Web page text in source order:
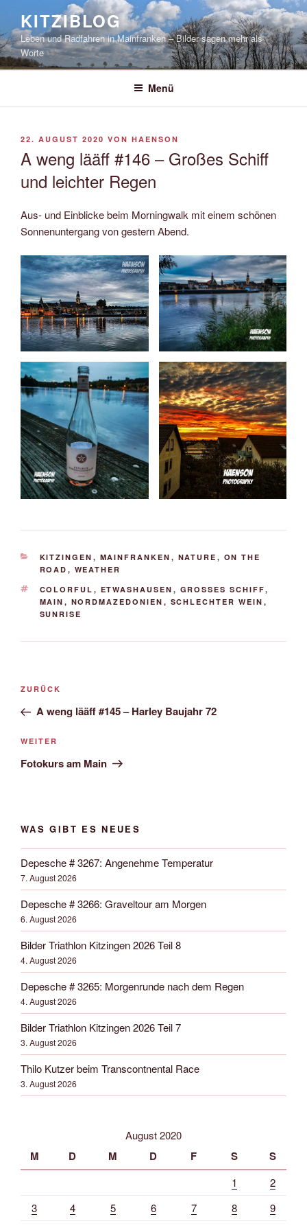
springen
KITZIBLOG
Leben und Radfahren in Mainfranken – Bilder sagen mehr als
Worte
Menü
VERÖFFENTLICHT
22. AUGUST 2020 VON HAENSON
A weng lääff #146 – Großes Schiff
und leichter Regen
Aus- und Einblicke beim Morningwalk mit einem schönen
Sonnenuntergang von gestern Abend.
KATEGORIEN
KITZINGEN , MAINFRANKEN , NATURE , ON THE
ROAD , WEATHER
SCHLAGWÖRTER
COLORFUL , ETWASHAUSEN , GROSSES SCHIFF ,
MAIN , NORDMAZEDONIEN , SCHLECHTER WEIN ,
SUNRISE
Beitrags-
Vorheriger
Beitrag
ZURÜCK
A weng lääff #145 – Harley Baujahr 72
Nächster
Beitrag
WEITER
Fotokurs am Main
WAS GIBT ES NEUES
Depesche # 3267: Angenehme Temperatur
7. August 2026
Depesche # 3266: Graveltour am Morgen
6. August 2026
Bilder Triathlon Kitzingen 2026 Teil 8
4. August 2026
Depesche # 3265: Morgenrunde nach dem Regen
4. August 2026
Bilder Triathlon Kitzingen 2026 Teil 7
3. August 2026
Thilo Kutzer beim Transcontnental Race
3. August 2026
August 2020
M D M D F S S
1
2
3
4 5 6 7 8
9